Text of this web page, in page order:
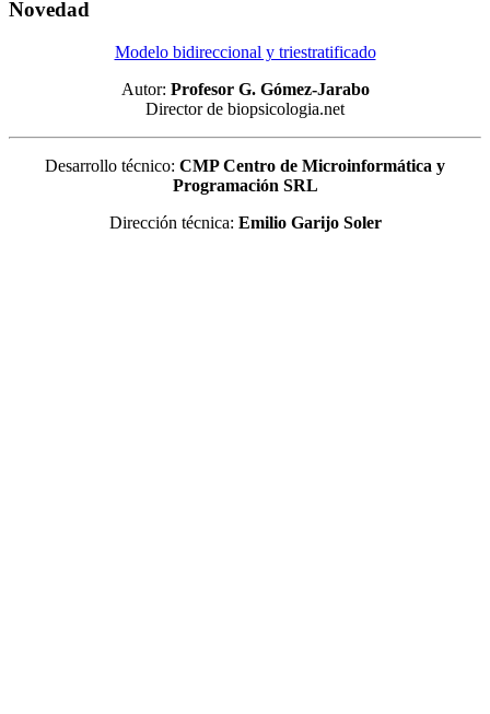
Novedad
Modelo bidireccional y triestratificado
Autor: Profesor G. Gómez-Jarabo
Director de biopsicologia.net
Desarrollo técnico: CMP Centro de Microinformática y
Programación SRL
Dirección técnica: Emilio Garijo Soler